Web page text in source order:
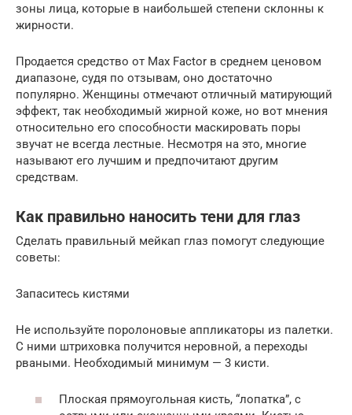
зоны лица, которые в наибольшей степени склонны к
жирности.
Продается средство от Max Factor в среднем ценовом
диапазоне, судя по отзывам, оно достаточно
популярно. Женщины отмечают отличный матирующий
эффект, так необходимый жирной коже, но вот мнения
относительно его способности маскировать поры
звучат не всегда лестные. Несмотря на это, многие
называют его лучшим и предпочитают другим
средствам.
Как правильно наносить тени для глаз
Сделать правильный мейкап глаз помогут следующие
советы:
Запаситесь кистями
Не используйте поролоновые аппликаторы из палетки.
С ними штриховка получится неровной, а переходы
рваными. Необходимый минимум — 3 кисти.
Плоская прямоугольная кисть, “лопатка”, с